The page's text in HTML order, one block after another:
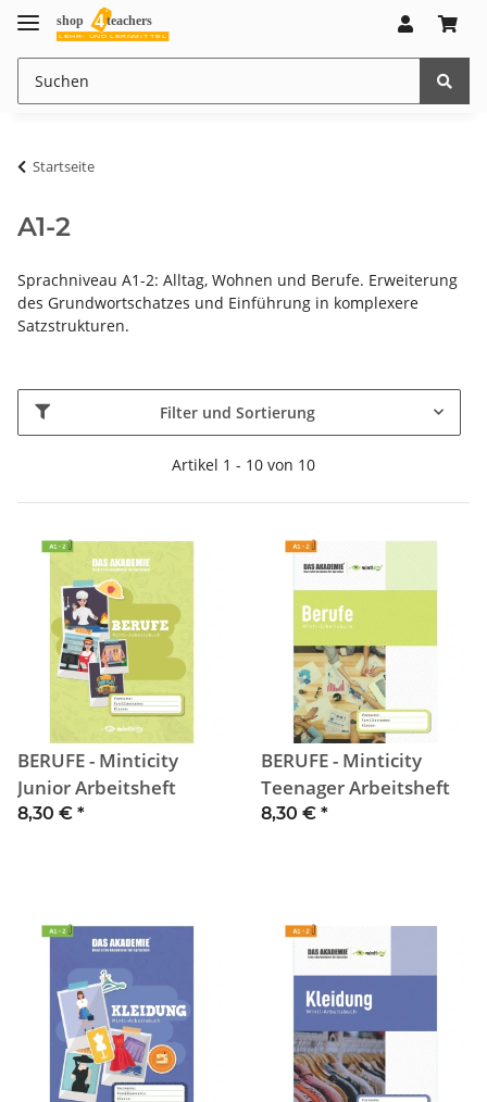
Startseite
A1-2
Sprachniveau A1-2: Alltag, Wohnen und Berufe. Erweiterung
des Grundwortschatzes und Einführung in komplexere
Satzstrukturen.
Filter und Sortierung
Artikel 1 - 10 von 10
BERUFE - Minticity
Junior Arbeitsheft
8,30 € *
BERUFE - Minticity
Teenager Arbeitsheft
8,30 € *